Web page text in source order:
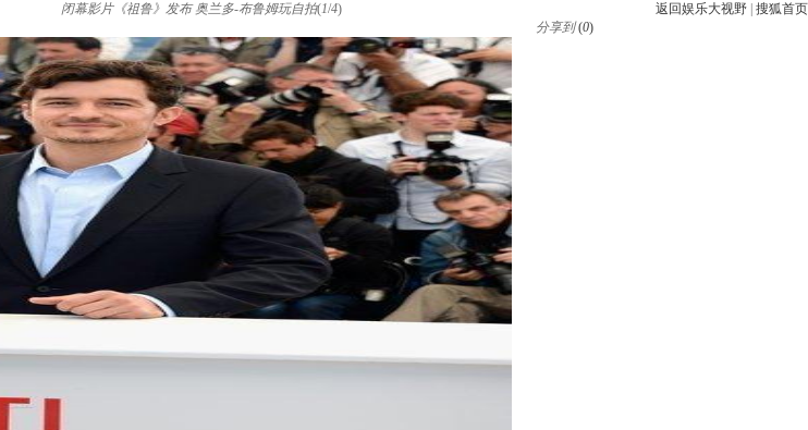
返回娱乐大视野 搜狐首页
闭幕影片《祖鲁》发布 奥兰多-布鲁姆玩自拍(1/4)
分享到 (0)